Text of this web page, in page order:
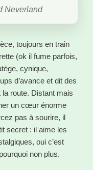
Neverland
toujours en train
(ok il fume parfois,
cynique,
d’avance et dit des
route. Distant mais
un cœur énorme
pas à sourire, il
secret : il aime les
oui c’est
non plus.